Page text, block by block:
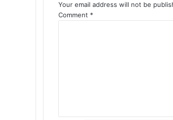
Your email address will not be
Comment *